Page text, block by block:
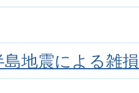
地震による雑